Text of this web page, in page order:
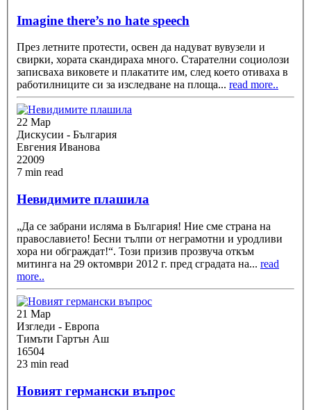
Imagine there’s no hate speech
През летните протести, освен да надуват вувузели и
свирки, хората скандираха много. Старателни социолози
записваха виковете и плакатите им, след което отиваха в
работилниците си за изследване на площа... read more..
22 Мар
Дискусии - България
Евгения Иванова
22009
7 min read
Невидимите плашила
„Да се забрани исляма в България! Ние сме страна на
православието! Бесни тълпи от неграмотни и уродливи
хора ни обграждат!“. Този призив прозвуча откъм
митинга на 29 октомври 2012 г. пред сградата на... read
more..
21 Мар
Изгледи - Европа
Тимъти Гартън Аш
16504
23 min read
Новият германски въпрос